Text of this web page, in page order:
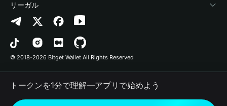
お問い合わせ
ブランドリソース
キャリア
Altcoin Season Index
Prediction Markets
DApp
RWA
プロジェクトを掲載
認証検出
コントラクト検出
一括送金
Arbitrum
Avalanche
Bitcoin
Polygon
リーガル
プライバシーポリシー
利用規約
© 2018-2026 Bitget Wallet All Rights Reserved
トークンを1分で理解―アプリで始めよう